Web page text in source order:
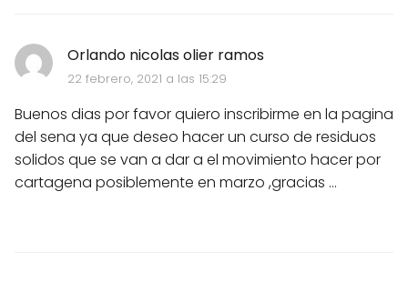
Orlando nicolas olier ramos
22 febrero, 2021 a las 15:29
Buenos dias por favor quiero inscribirme en la pagina
del sena ya que deseo hacer un curso de residuos
solidos que se van a dar a el movimiento hacer por
cartagena posiblemente en marzo ,gracias ...